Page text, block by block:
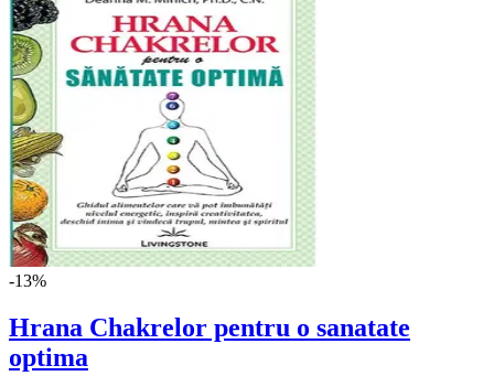
-13%
Hrana Chakrelor pentru o sanatate
optima